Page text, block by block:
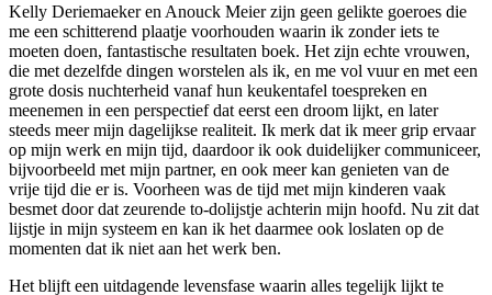
Kelly Deriemaeker en Anouck Meier zijn geen gelikte goeroes die
me een schitterend plaatje voorhouden waarin ik zonder iets te
moeten doen, fantastische resultaten boek. Het zijn echte vrouwen,
die met dezelfde dingen worstelen als ik, en me vol vuur en met een
grote dosis nuchterheid vanaf hun keukentafel toespreken en
meenemen in een perspectief dat eerst een droom lijkt, en later
steeds meer mijn dagelijkse realiteit. Ik merk dat ik meer grip ervaar
op mijn werk en mijn tijd, daardoor ik ook duidelijker communiceer,
bijvoorbeeld met mijn partner, en ook meer kan genieten van de
vrije tijd die er is. Voorheen was de tijd met mijn kinderen vaak
besmet door dat zeurende to-dolijstje achterin mijn hoofd. Nu zit dat
lijstje in mijn systeem en kan ik het daarmee ook loslaten op de
momenten dat ik niet aan het werk ben.
Het blijft een uitdagende levensfase waarin alles tegelijk lijkt te